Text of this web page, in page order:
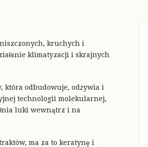
kruchych i
klimatyzacji i skrajnych
która odbudowuje, odżywia i
technologii molekularnej,
luki wewnątrz i na
ma za to keratynę i